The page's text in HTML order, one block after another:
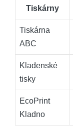
Tiskárny
Tiskárna
ABC
Kladenské
tisky
EcoPrint
Kladno